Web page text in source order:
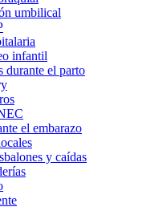
umbilical
infantil
durante el parto
el embarazo
y caídas